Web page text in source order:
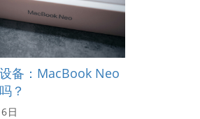
备：MacBook Neo
？
日